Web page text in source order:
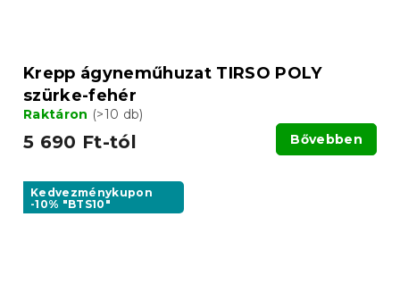
Krepp ágyneműhuzat TIRSO POLY
szürke-fehér
Raktáron (>10 db)
5 690 Ft-tól Bővebben
Kedvezménykupon
-10% "BTS10"